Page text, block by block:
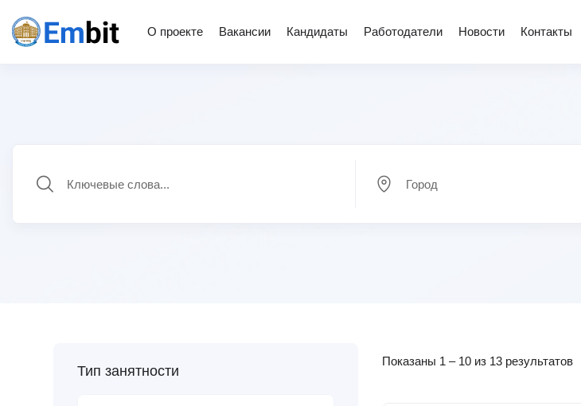
О проекте Вакансии Кандидаты Работодатели Новости Контакты
Город
Тип занятности
Показаны 1 – 10 из 13 результатов